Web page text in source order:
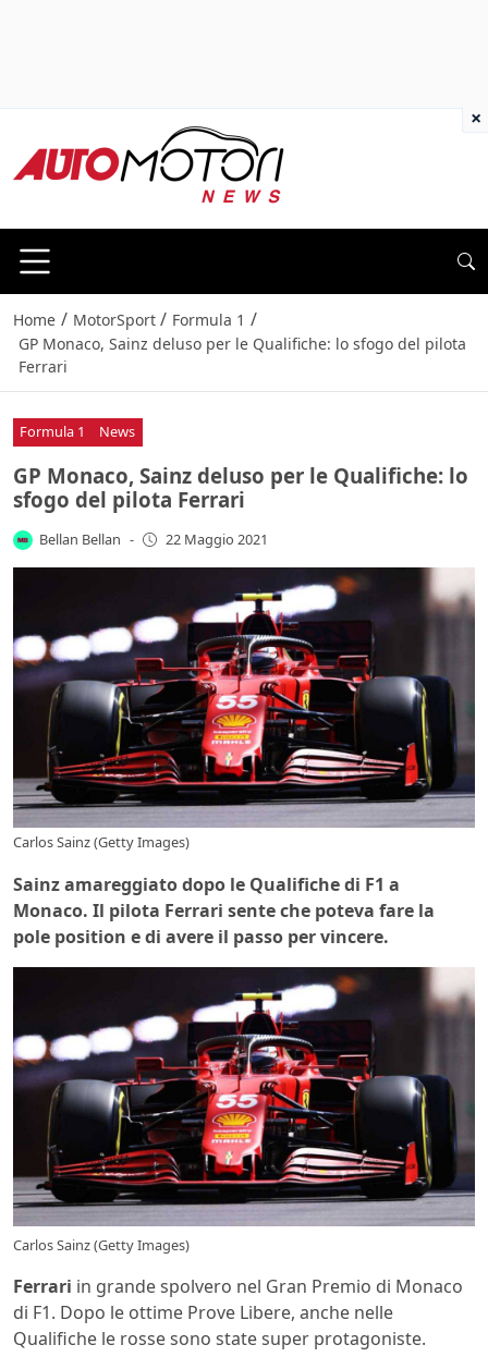
Home / MotorSport / Formula 1 /
GP Monaco, Sainz deluso per le Qualifiche: lo sfogo del pilota
Ferrari
Formula 1 News
GP Monaco, Sainz deluso per le Qualifiche: lo
sfogo del pilota Ferrari
Bellan Bellan - 22 Maggio 2021
Carlos Sainz (Getty Images)
Sainz amareggiato dopo le Qualifiche di F1 a
Monaco. Il pilota Ferrari sente che poteva fare la
pole position e di avere il passo per vincere.
Carlos Sainz (Getty Images)
Ferrari in grande spolvero nel Gran Premio di Monaco
di F1. Dopo le ottime Prove Libere, anche nelle
Qualifiche le rosse sono state super protagoniste.
×